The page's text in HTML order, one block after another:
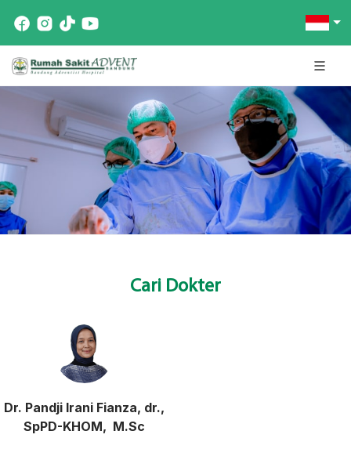
Cari Dokter
Dr. Pandji Irani Fianza, dr.,
SpPD-KHOM, M.Sc